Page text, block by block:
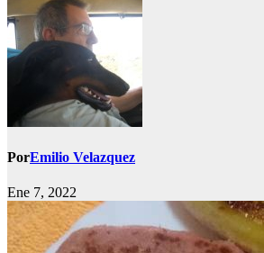
PorEmilio Velazquez
Ene 7, 2022